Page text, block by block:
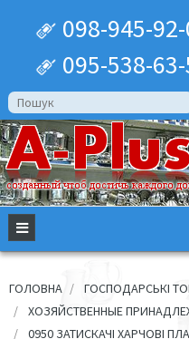
098-945-
095-538-
ГОЛОВНА
ГОСПОДАРСЬКІ
ХОЗЯЙСТВЕННЫЕ
0950 ЗАТИСКАЧІ ХАРЧОВІ